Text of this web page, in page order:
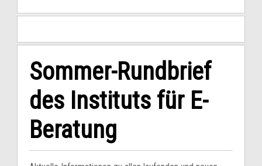
Sommer-Rundbrief
des Instituts für E-
Beratung